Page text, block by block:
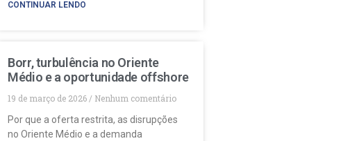
CONTINUAR LENDO
Borr, turbulência no Oriente
Médio e a oportunidade offshore
19 de março de 2026
Nenhum comentário
Por que a oferta restrita, as disrupções
no Oriente Médio e a demanda